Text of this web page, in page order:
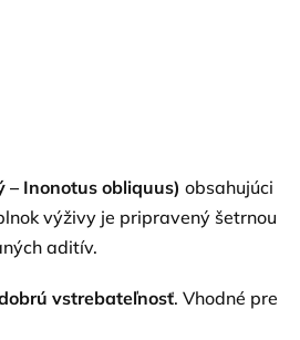
– Inonotus obliquus) obsahujúci
výživy je pripravený šetrnou
aditív.
vstrebateľnosť. Vhodné pre